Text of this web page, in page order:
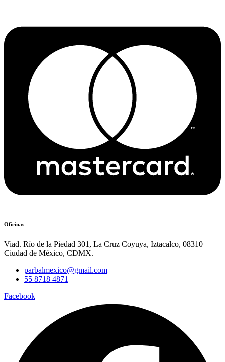
Oficinas
Viad. Río de la Piedad 301, La Cruz Coyuya, Iztacalco, 08310
Ciudad de México, CDMX.
parbalmexico@gmail.com
55 8718 4871
Facebook